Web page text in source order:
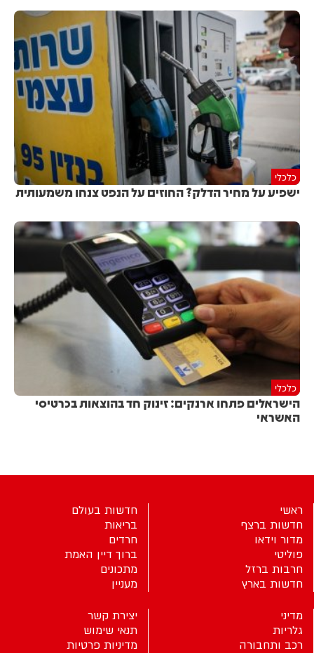
כלכלי
ישפיע על מחיר הדלק? החוזים על הנפט צנחו משמעותית
כלכלי
הישראלים פתחו ארנקים: זינוק חד בהוצאות בכרטיסי
האשראי
ראשי
חדשות ברצף
מדור וידאו
פוליטי
חרבות ברזל
חדשות בארץ
חדשות בעולם
בריאות
חרדים
ברוך דיין האמת
מתכונים
מעניין
מדיני
גלריות
רכב ותחבורה
יצירת קשר
תנאי שימוש
מדיניות פרטיות